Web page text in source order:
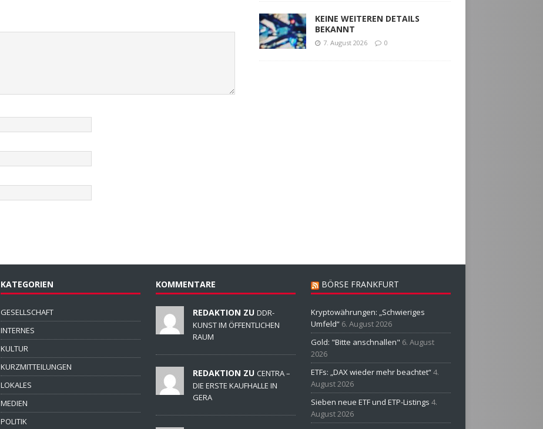
KEINE WEITEREN DETAILS
BEKANNT
7. August 2026 0
KATEGORIEN
GESELLSCHAFT
INTERNES
KULTUR
KURZMITTEILUNGEN
LOKALES
MEDIEN
POLITIK
KOMMENTARE
REDAKTION ZU DDR-
KUNST IM ÖFFENTLICHEN
RAUM
REDAKTION ZU CENTRA –
DIE ERSTE KAUFHALLE IN
GERA
BÖRSE FRANKFURT
Kryptowährungen: „Schwieriges
Umfeld“ 6. August 2026
Gold: "Bitte anschnallen" 6. August
2026
ETFs: „DAX wieder mehr beachtet“4.
August 2026
Sieben neue ETF und ETP-Listings 4.
August 2026